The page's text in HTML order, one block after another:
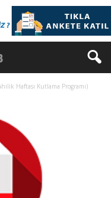
Haftası Kutlama Programı)